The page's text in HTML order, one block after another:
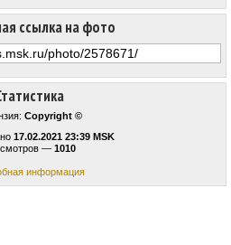
Copyright ©
17.02.2021 23:39 MSK
— 1010
информация
ссылка на фото